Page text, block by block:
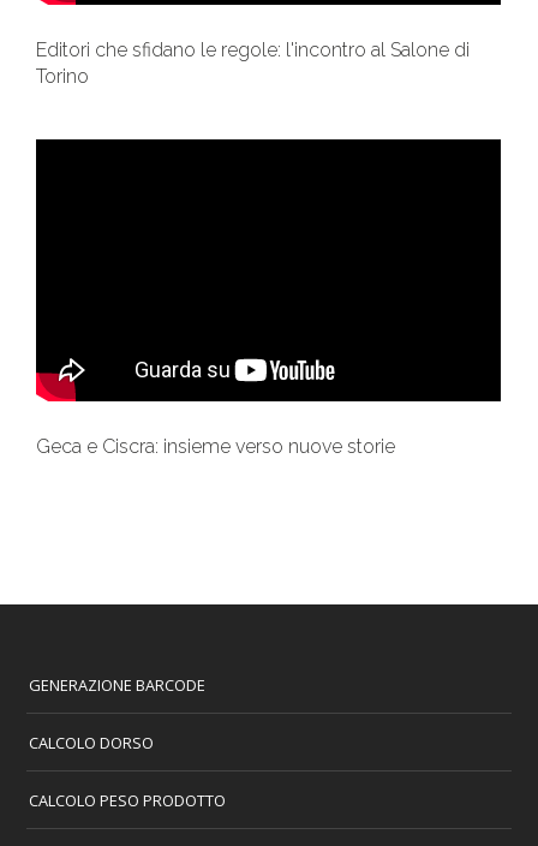
Editori che sfidano le regole: l'incontro al Salone di
Torino
Geca e Ciscra: insieme verso nuove storie
GENERAZIONE BARCODE
CALCOLO DORSO
CALCOLO PESO PRODOTTO